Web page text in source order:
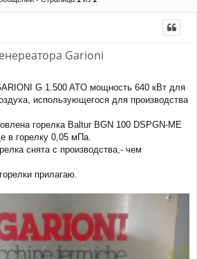
Garioni
G 1.500 ATO мощность 640 кВт для
использующегося для производства
горелка Baltur BGN 100 DSPGN-ME
в горелку 0,05 мПа.
снята с производства,- чем
прилагаю.